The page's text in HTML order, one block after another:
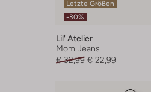
Letzte Größen
-30%
Lil' Atelier
Mom Jeans
€ 32,99 € 22,99